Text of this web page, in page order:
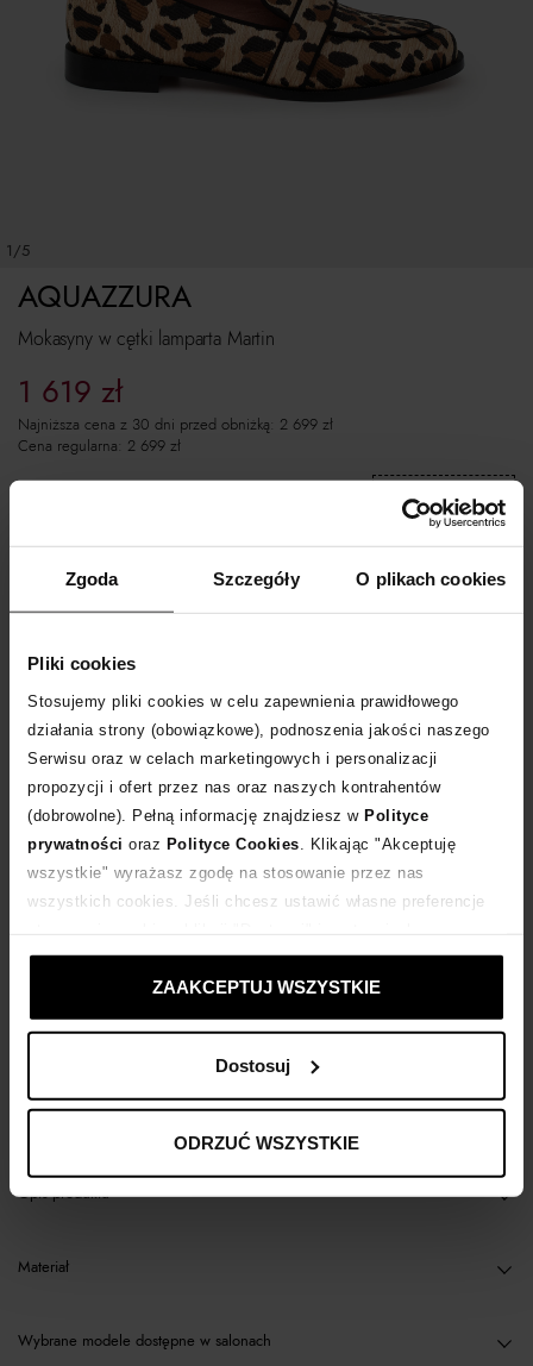
Zgoda Szczegóły O plikach cookies
Pliki cookies
Stosujemy pliki cookies w celu zapewnienia prawidłowego
działania strony (obowiązkowe), podnoszenia jakości naszego
Serwisu oraz w celach marketingowych i personalizacji
propozycji i ofert przez nas oraz naszych kontrahentów
(dobrowolne). Pełną informację znajdziesz w Polityce
prywatności oraz Polityce Cookies . Klikając "Akceptuję
wszystkie" wyrażasz zgodę na stosowanie przez nas
wszystkich cookies. Jeśli chcesz ustawić własne preferencje
ustawienia prywatności.
ZAAKCEPTUJ WSZYSTKIE
Dostosuj
ODRZUĆ WSZYSTKIE
1/5
Mokasyny w cętki lamparta Martin
AQUAZZURA
1 619 zł
Najniższa cena z 30 dni przed obniżką: 2 699 zł
Cena regularna: 2 699 zł
EXTRA10
DLA ZAMÓWIEŃ POWYŻEJ 399 ZŁ
WYBIERZ ROZMIAR
DODAJ DO KOSZYKA
od 0 zł
Kup teraz, Zapłać później!
Opis produktu
Materiał
Wybrane modele dostępne w salonach